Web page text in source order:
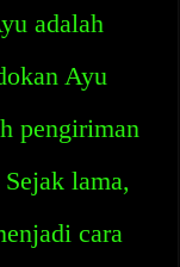
adalah
Ayu
pengiriman
lama,
cara